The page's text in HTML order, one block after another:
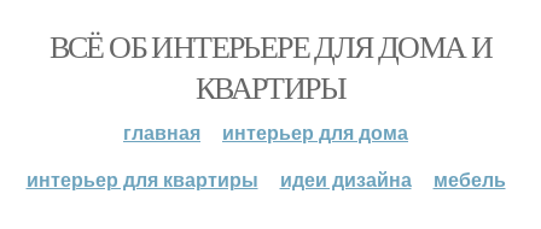
ВСЁ ОБ ИНТЕРЬЕРЕ ДЛЯ ДОМА И
КВАРТИРЫ
главная
интерьер для дома
интерьер для квартиры
идеи дизайна мебель